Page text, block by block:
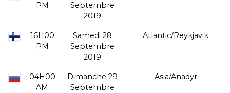
PM
Septembre
2019
16H00
PM
Samedi 28
Septembre
2019
Atlantic/Reykjavik
04H00
AM
Dimanche 29
Septembre
Asia/Anadyr